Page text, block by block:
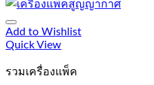
Add to Wishlist
Quick View
รวมเครื่องแพ็ค